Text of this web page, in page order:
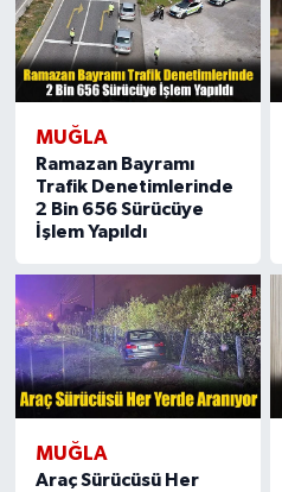
MUĞLA
Ramazan Bayramı
Trafik Denetimlerinde
2 Bin 656 Sürücüye
İşlem Yapıldı
MUĞLA
Araç Sürücüsü Her